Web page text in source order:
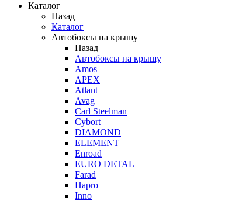
Каталог
Назад
Каталог
Автобоксы на крышу
Назад
Автобоксы на крышу
Amos
APEX
Atlant
Avag
Carl Steelman
Cybort
DIAMOND
ELEMENT
Enroad
EURO DETAL
Farad
Hapro
Inno